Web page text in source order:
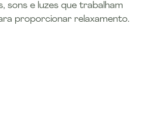
sons e luzes que trabalham
proporcionar relaxamento.